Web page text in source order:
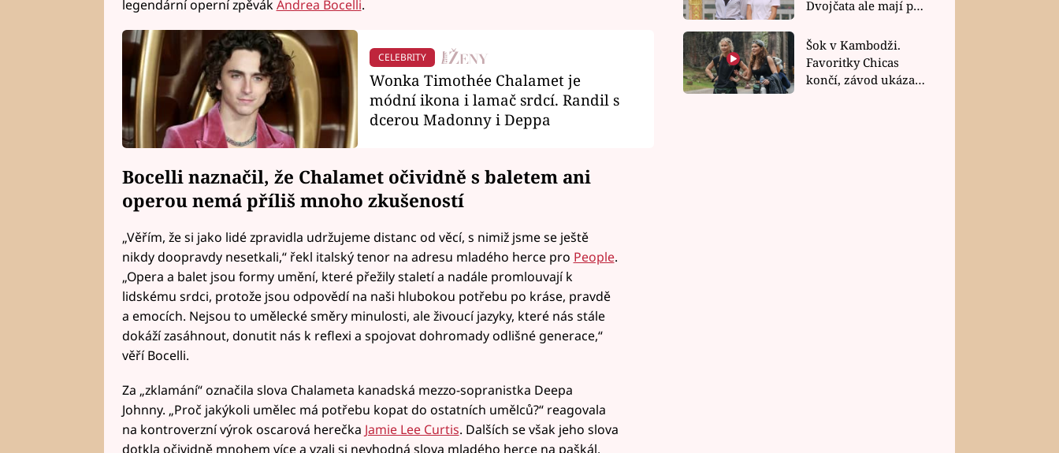
legendární operní zpěvák Andrea Bocelli.
CELEBRITY
Wonka Timothée Chalamet je
módní ikona i lamač srdcí. Randil s
dcerou Madonny i Deppa
Bocelli naznačil, že Chalamet očividně s baletem ani
operou nemá příliš mnoho zkušeností
„Věřím, že si jako lidé zpravidla udržujeme distanc od věcí, s nimiž jsme se ještě
nikdy doopravdy nesetkali,“ řekl italský tenor na adresu mladého herce pro People.
„Opera a balet jsou formy umění, které přežily staletí a nadále promlouvají k
lidskému srdci, protože jsou odpovědí na naši hlubokou potřebu po kráse, pravdě
a emocích. Nejsou to umělecké směry minulosti, ale živoucí jazyky, které nás stále
dokáží zasáhnout, donutit nás k reflexi a spojovat dohromady odlišné generace,“
věří Bocelli.
Za „zklamání“ označila slova Chalameta kanadská mezzo-sopranistka Deepa
Johnny. „Proč jakýkoli umělec má potřebu kopat do ostatních umělců?“ reagovala
na kontroverzní výrok oscarová herečka Jamie Lee Curtis. Dalších se však jeho slova
dotkla očividně mnohem více a vzali si nevhodná slova mladého herce na paškál.
Dvojčata ale mají po
závodu nůž na krku
Šok v Kambodži.
Favoritky Chicas
končí, závod ukázal